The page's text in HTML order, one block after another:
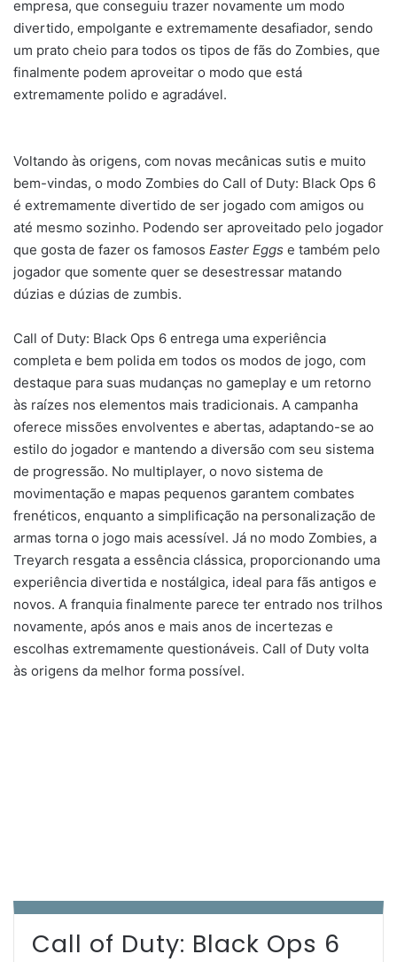
empresa, que conseguiu trazer novamente um modo
divertido, empolgante e extremamente desafiador, sendo
um prato cheio para todos os tipos de fãs do Zombies, que
finalmente podem aproveitar o modo que está
extremamente polido e agradável.
Voltando às origens, com novas mecânicas sutis e muito
bem-vindas, o modo Zombies do Call of Duty: Black Ops 6
é extremamente divertido de ser jogado com amigos ou
até mesmo sozinho. Podendo ser aproveitado pelo jogador
que gosta de fazer os famosos Easter Eggs e também pelo
jogador que somente quer se desestressar matando
dúzias e dúzias de zumbis.
Call of Duty: Black Ops 6 entrega uma experiência
completa e bem polida em todos os modos de jogo, com
destaque para suas mudanças no gameplay e um retorno
às raízes nos elementos mais tradicionais. A campanha
oferece missões envolventes e abertas, adaptando-se ao
estilo do jogador e mantendo a diversão com seu sistema
de progressão. No multiplayer, o novo sistema de
movimentação e mapas pequenos garantem combates
frenéticos, enquanto a simplificação na personalização de
armas torna o jogo mais acessível. Já no modo Zombies, a
Treyarch resgata a essência clássica, proporcionando uma
experiência divertida e nostálgica, ideal para fãs antigos e
novos. A franquia finalmente parece ter entrado nos trilhos
novamente, após anos e mais anos de incertezas e
escolhas extremamente questionáveis. Call of Duty volta
às origens da melhor forma possível.
Call of Duty: Black Ops 6